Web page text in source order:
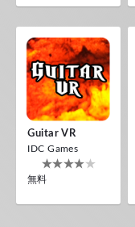
Guitar VR
IDC Games
無料